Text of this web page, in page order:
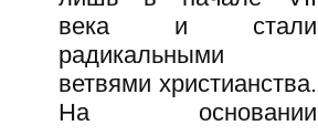
века и стали
радикальными
ветвями христианства.
На основании